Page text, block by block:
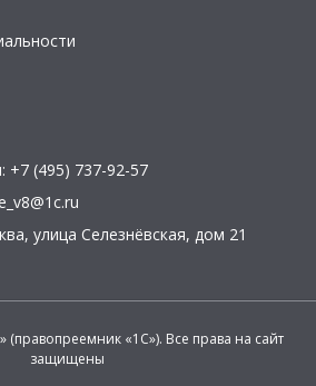
+7 (495) 737-92-57
, улица Селезнёвская, дом 21
«1С»). Все права на сайт
защищены